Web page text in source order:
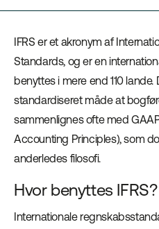
IFRS er et akronym af
Standards, og er en
benyttes i mere end 110
standardiseret måde at
sammenlignes ofte med
Accounting Principles), som
anderledes filosofi.
Hvor benyttes IFRS?
Internationale